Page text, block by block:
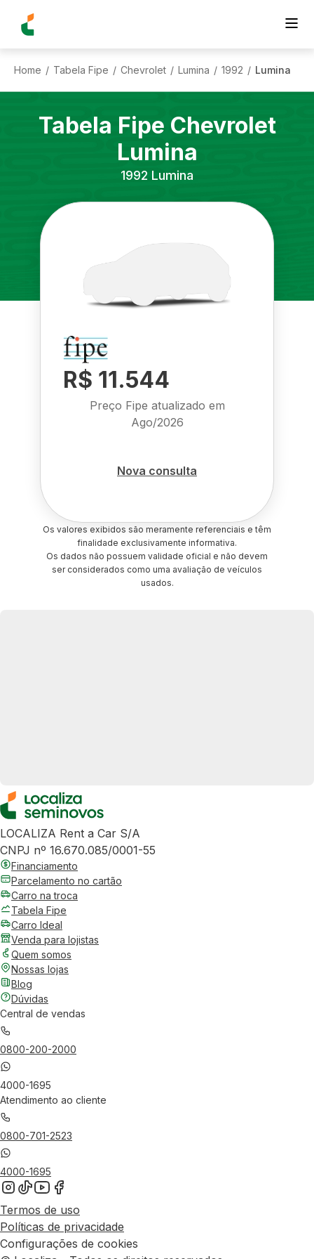
Home / Tabela Fipe / Chevrolet / Lumina / 1992 / Lumina
Tabela Fipe Chevrolet
Lumina
1992 Lumina
R$ 11.544
Preço Fipe atualizado em
Ago/2026
Nova consulta
Os valores exibidos são meramente referenciais e têm
finalidade exclusivamente informativa.
Os dados não possuem validade oficial e não devem
ser considerados como uma avaliação de veículos
usados.
LOCALIZA Rent a Car S/A
CNPJ nº 16.670.085/0001-55
Financiamento
Parcelamento no cartão
Carro na troca
Tabela Fipe
Carro Ideal
Venda para lojistas
Quem somos
Nossas lojas
Blog
Dúvidas
Central de vendas
0800-200-2000
4000-1695
Atendimento ao cliente
0800-701-2523
4000-1695
Termos de uso
Políticas de privacidade
Configurações de cookies